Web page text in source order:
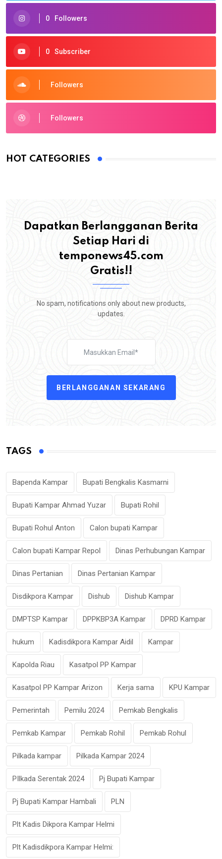
0 Followers
0 Subscriber
Followers
Followers
HOT CATEGORIES
Dapatkan Berlangganan Berita
Setiap Hari di
temponews45.com
Gratis!!
No spam, notifications only about new products,
updates.
BERLANGGANAN SEKARANG
TAGS
Bapenda Kampar Bupati Bengkalis Kasmarni
Bupati Kampar Ahmad Yuzar Bupati Rohil
Bupati Rohul Anton Calon bupati Kampar
Calon bupati Kampar Repol Dinas Perhubungan Kampar
Dinas Pertanian Dinas Pertanian Kampar
Disdikpora Kampar Dishub Dishub Kampar
DMPTSP Kampar DPPKBP3A Kampar DPRD Kampar
hukum Kadisdikpora Kampar Aidil Kampar
Kapolda Riau Kasatpol PP Kampar
Kasatpol PP Kampar Arizon Kerja sama KPU Kampar
Pemerintah Pemilu 2024 Pemkab Bengkalis
Pemkab Kampar Pemkab Rohil Pemkab Rohul
Pilkada kampar Pilkada Kampar 2024
PIlkada Serentak 2024 Pj Bupati Kampar
Pj Bupati Kampar Hambali PLN
Plt Kadis Dikpora Kampar Helmi
Plt Kadisdikpora Kampar Helmi: